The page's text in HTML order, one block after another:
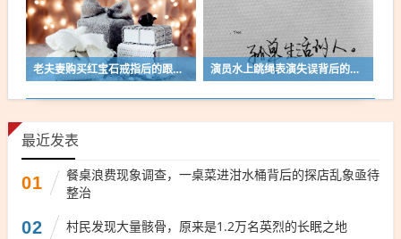
老夫妻购买红宝石戒指后的跟踪事件，深度解析与反思 演员水上跳绳表演失误背后的故事，挑战、勇气与重新站起的决心
最近发表
01
餐桌浪费现象调查，一桌菜进泔水桶背后的探店乱象亟待
整治
02 村民发现大量骸骨，原来是1.2万名英烈的长眠之地